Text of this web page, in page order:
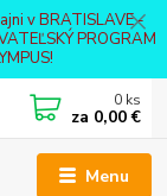
v BRATISLAVE -
PROGRAM
Menu
0 ks
za 0,00 €